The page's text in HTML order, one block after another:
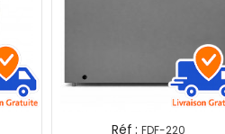
Réf : FDF-220